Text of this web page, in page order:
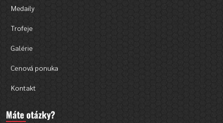
Medaily
Trofeje
Galérie
Cenová ponuka
Kontakt
Máte otázky?